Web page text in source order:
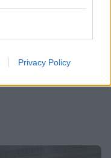
Privacy Policy